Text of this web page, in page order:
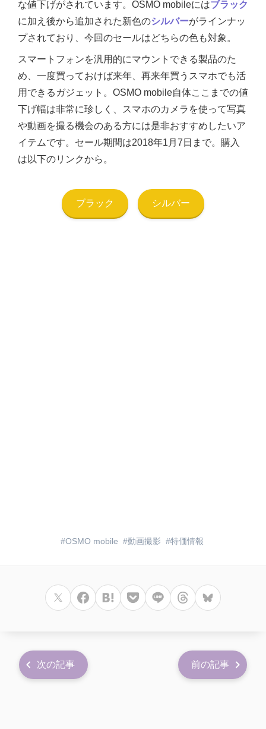
な値下げがされています。OSMO mobileにはブラック
に加え後から追加された新色のシルバーがラインナッ
プされており、今回のセールはどちらの色も対象。
スマートフォンを汎用的にマウントできる製品のた
め、一度買っておけば来年、再来年買うスマホでも活
用できるガジェット。OSMO mobile自体ここまでの値
下げ幅は非常に珍しく、スマホのカメラを使って写真
や動画を撮る機会のある方には是非おすすめしたいア
イテムです。セール期間は2018年1月7日まで。購入
は以下のリンクから。
ブラック シルバー
OSMO mobile 動画撮影 特価情報
次の記事 前の記事